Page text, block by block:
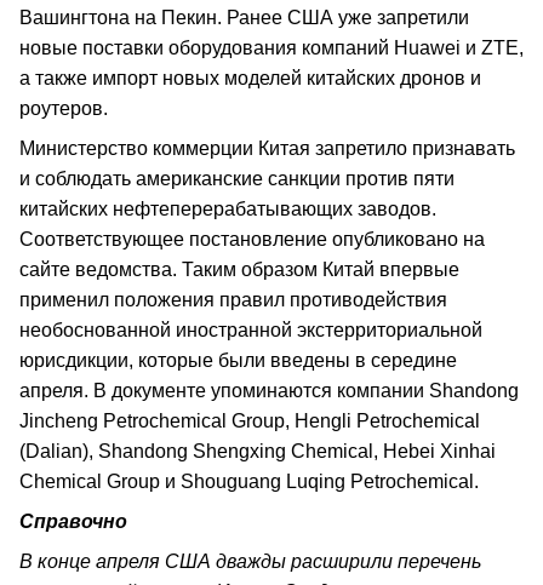
Вашингтона на Пекин. Ранее США уже запретили
новые поставки оборудования компаний Huawei и ZTE,
а также импорт новых моделей китайских дронов и
роутеров.
Министерство коммерции Китая запретило признавать
и соблюдать американские санкции против пяти
китайских нефтеперерабатывающих заводов.
Соответствующее постановление опубликовано на
сайте ведомства. Таким образом Китай впервые
применил положения правил противодействия
необоснованной иностранной экстерриториальной
юрисдикции, которые были введены в середине
апреля. В документе упоминаются компании Shandong
Jincheng Petrochemical Group, Hengli Petrochemical
(Dalian), Shandong Shengxing Chemical, Hebei Xinhai
Chemical Group и Shouguang Luqing Petrochemical.
Справочно
В конце апреля США дважды расширили перечень